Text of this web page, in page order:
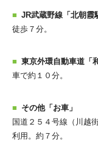
JR武蔵野線「北朝霞
徒歩７分。
東京外環自動車道「
車で約１０分。
その他「お車」
国道２５４号線（川越
利用。約７分。